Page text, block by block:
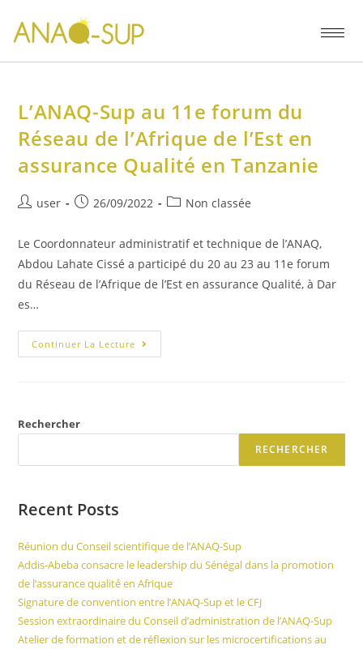
L’ANAQ-Sup au 11e forum du
Réseau de l’Afrique de l’Est en
assurance Qualité en Tanzanie
user 26/09/2022 Non classée
Le Coordonnateur administratif et technique de l’ANAQ,
Abdou Lahate Cissé a participé du 20 au 23 au 11e forum
du Réseau de l’Afrique de l’Est en assurance Qualité, à Dar
es…
Continuer La Lecture
Rechercher
RECHERCHER
Recent Posts
Réunion du Conseil scientifique de l’ANAQ-Sup
Addis-Abeba consacre le leadership du Sénégal dans la promotion
de l’assurance qualité en Afrique
Signature de convention entre l’ANAQ-Sup et le CFJ
Session extraordinaire du Conseil d’administration de l’ANAQ-Sup
Atelier de formation et de réflexion sur les microcertifications au